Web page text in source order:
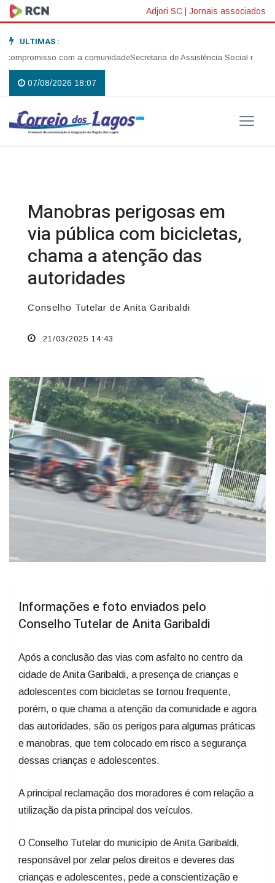
Adjori SC | Jornais associados
ULTIMAS :
com a comunidadeSecretaria de Assistência Social realiza
07/08/2026 18:07
Manobras perigosas em
via pública com bicicletas,
chama a atenção das
autoridades
Conselho Tutelar de Anita Garibaldi
21/03/2025 14:43
Informações e foto enviados pelo
Conselho Tutelar de Anita Garibaldi
Após a conclusão das vias com asfalto no centro da
cidade de Anita Garibaldi, a presença de crianças e
adolescentes com bicicletas se tornou frequente,
porém, o que chama a atenção da comunidade e agora
das autoridades, são os perigos para algumas práticas
e manobras, que tem colocado em risco a segurança
dessas crianças e adolescentes.
A principal reclamação dos moradores é com relação a
utilização da pista principal dos veículos.
O Conselho Tutelar do município de Anita Garibaldi,
responsável por zelar pelos direitos e deveres das
crianças e adolescentes, pede a conscientização e